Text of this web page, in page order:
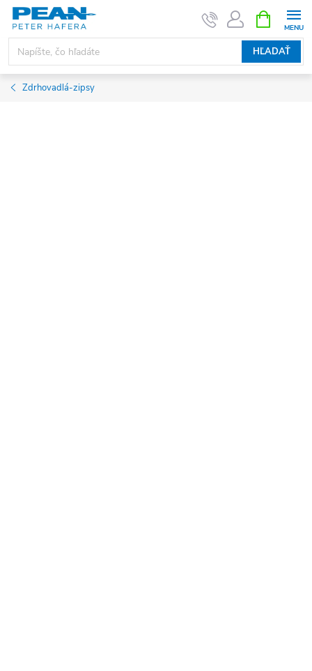
Prejsť
obsah
HĽADAŤ
KOŠÍK
Zdrhovadlá-zipsy